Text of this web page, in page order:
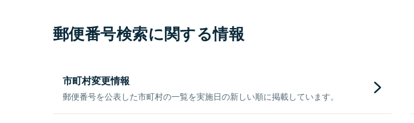
郵便番号検索に関する情報
市町村変更情報
郵便番号を公表した市町村の一覧を実施日の新しい順に掲載しています。